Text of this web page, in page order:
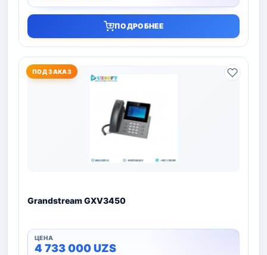
ПОДРОБНЕЕ
ПОД ЗАКАЗ
Grandstream GXV3450
4 733 000UZS